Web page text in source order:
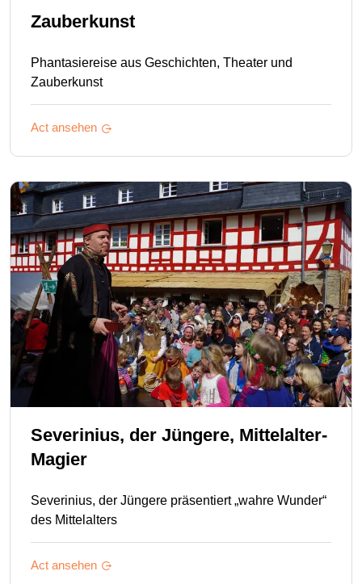
Zauberkunst
Phantasiereise aus Geschichten, Theater und
Zauberkunst
Act ansehen
Severinius, der Jüngere, Mittelalter-
Magier
Severinius, der Jüngere präsentiert „wahre Wunder“
des Mittelalters
Act ansehen